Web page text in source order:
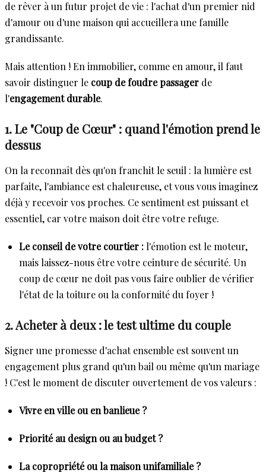
de rêver à un futur projet de vie : l'achat d'un premier nid
d'amour ou d'une maison qui accueillera une famille
grandissante.
Mais attention ! En immobilier, comme en amour, il faut
savoir distinguer le coup de foudre passager de
l'engagement durable.
1. Le "Coup de Cœur" : quand l'émotion prend le
dessus
On la reconnaît dès qu'on franchit le seuil : la lumière est
parfaite, l'ambiance est chaleureuse, et vous vous imaginez
déjà y recevoir vos proches. Ce sentiment est puissant et
essentiel, car votre maison doit être votre refuge.
Le conseil de votre courtier : l'émotion est le moteur,
mais laissez-nous être votre ceinture de sécurité. Un
coup de cœur ne doit pas vous faire oublier de vérifier
l'état de la toiture ou la conformité du foyer !
2. Acheter à deux : le test ultime du couple
Signer une promesse d'achat ensemble est souvent un
engagement plus grand qu'un bail ou même qu'un mariage
! C'est le moment de discuter ouvertement de vos valeurs :
Vivre en ville ou en banlieue ?
Priorité au design ou au budget ?
La copropriété ou la maison unifamiliale ?